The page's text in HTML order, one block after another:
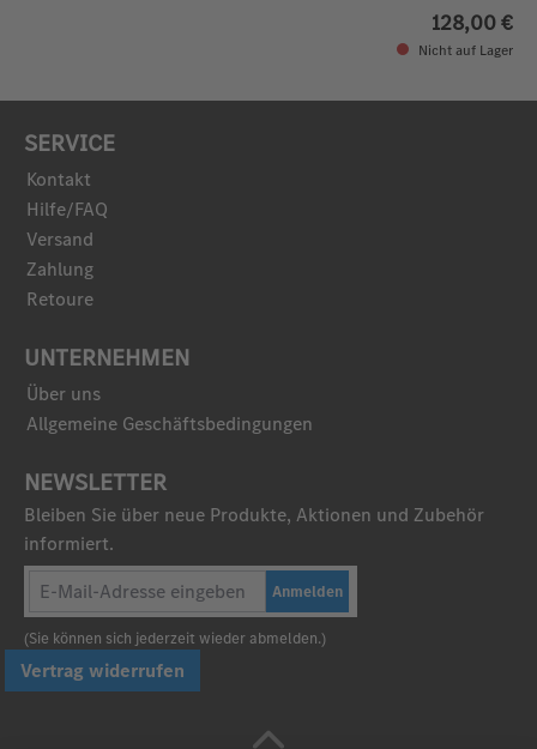
128,00 €
Nicht auf Lager
SERVICE
Kontakt
Hilfe/FAQ
Versand
Zahlung
Retoure
UNTERNEHMEN
Über uns
Allgemeine Geschäftsbedingungen
NEWSLETTER
Bleiben Sie über neue Produkte, Aktionen und Zubehör
informiert.
Anmelden
(Sie können sich jederzeit wieder abmelden.)
Vertrag widerrufen